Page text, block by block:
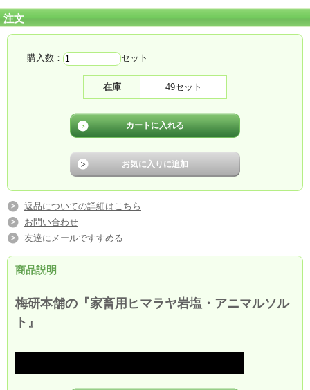
注文
購入数： セット
在庫 49セット
返品についての詳細はこちら
お問い合わせ
友達にメールですすめる
商品説明
梅研本舗の『家畜用ヒマラヤ岩塩・アニマルソル
ト』